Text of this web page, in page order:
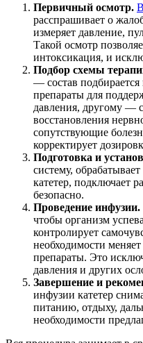
Первичный осмотр.
расспрашивает о
измеряет давление,
Такой осмотр
интоксикация, и
Подбор схемы
— состав
препараты для
давления, другому —
восстановления
сопутствующие
корректирует
Подготовка и
систему,
катетер, подключает
безопасно.
Проведение инфузии.
чтобы организм
контролирует
необходимости
препараты. Это
давления и других
Завершение и
инфузии катетер
питанию, отдыху,
необходимости